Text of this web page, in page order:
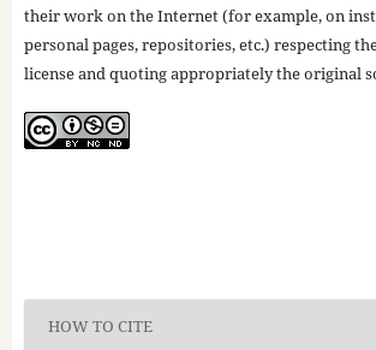
their work on the Internet (for example, on
personal pages, repositories, etc.) respecting
license and quoting appropriately the original
HOW TO CITE